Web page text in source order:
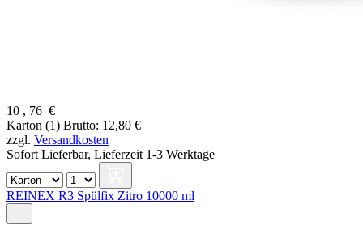
10 , 76 €
Karton (1) Brutto: 12,80 €
zzgl. Versandkosten
Sofort Lieferbar, Lieferzeit 1-3 Werktage
REINEX R3 Spülfix Zitro 10000 ml